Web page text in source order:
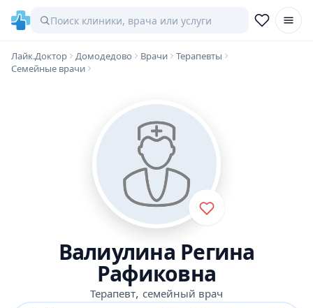
Лайк.Доктор Домодедово Врачи
Терапевты
Семейные врачи
Валиулина Регина
Рафиковна
Терапевт, семейный врач